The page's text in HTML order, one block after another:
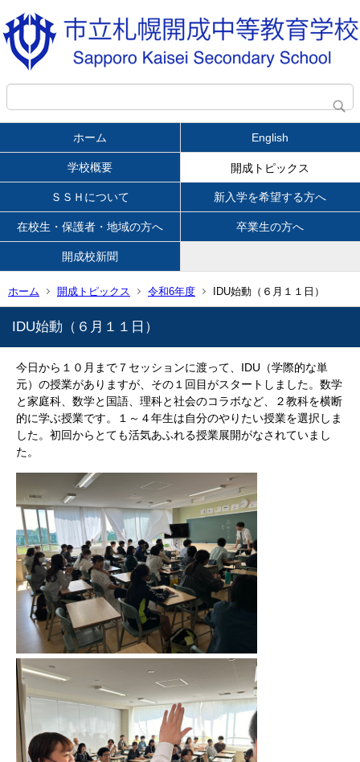
ホーム English
学校概要 開成トピックス
ＳＳＨについて 新入学を希望する方へ
在校生・保護者・地域の方へ 卒業生の方へ
開成校新聞
ホーム 開成トピックス 令和6年度 IDU始動（６月１１日）
IDU始動（６月１１日）
今日から１０月まで７セッションに渡って、IDU（学際的な単
元）の授業がありますが、その１回目がスタートしました。数学
と家庭科、数学と国語、理科と社会のコラボなど、２教科を横断
的に学ぶ授業です。１～４年生は自分のやりたい授業を選択しま
した。初回からとても活気あふれる授業展開がなされていまし
た。